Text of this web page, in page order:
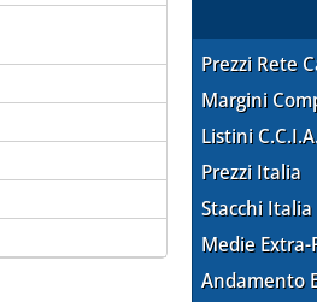
Prezzi Rete
Margini
Listini
Prezzi Italia
Stacchi Italia
Medie Extra-
Andamento